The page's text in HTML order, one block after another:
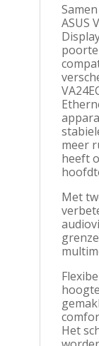
ASUS
meer
heeft
Met
Het